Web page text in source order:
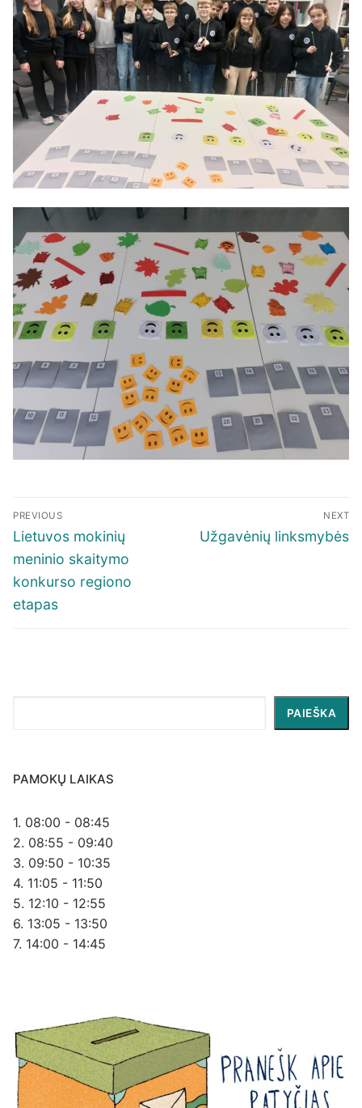
Navigacija
tarp
įrašų
PREVIOUS
Previous
post:
Lietuvos mokinių
meninio skaitymo
konkurso regiono
etapas
NEXT
Next
Užgavėnių linksmybės
PAIEŠKA
PAMOKŲ LAIKAS
1. 08:00 - 08:45
2. 08:55 - 09:40
3. 09:50 - 10:35
4. 11:05 - 11:50
5. 12:10 - 12:55
6. 13:05 - 13:50
7. 14:00 - 14:45